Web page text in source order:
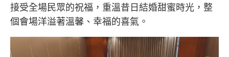
接受全場民眾的祝福，重溫昔日結婚甜蜜時光，整
個會場洋溢著溫馨、幸福的喜氣。